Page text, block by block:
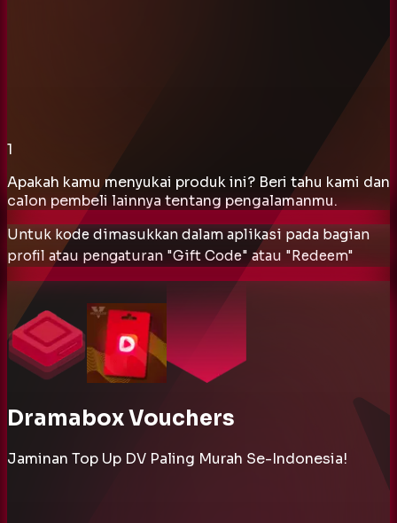
1
Apakah kamu menyukai produk ini? Beri tahu kami dan
calon pembeli lainnya tentang pengalamanmu.
Untuk kode dimasukkan dalam aplikasi pada bagian
profil atau pengaturan "Gift Code" atau "Redeem"
Dramabox Vouchers
Jaminan Top Up DV Paling Murah Se-Indonesia!